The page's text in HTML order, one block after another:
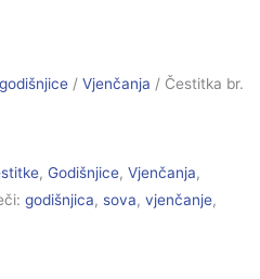
/ Vjenčanja / Čestitka br.
, Godišnjice, Vjenčanja,
godišnjica, sova, vjenčanje,